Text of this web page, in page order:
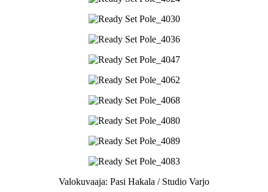
Valokuvaaja: Pasi Hakala / Studio Varjo